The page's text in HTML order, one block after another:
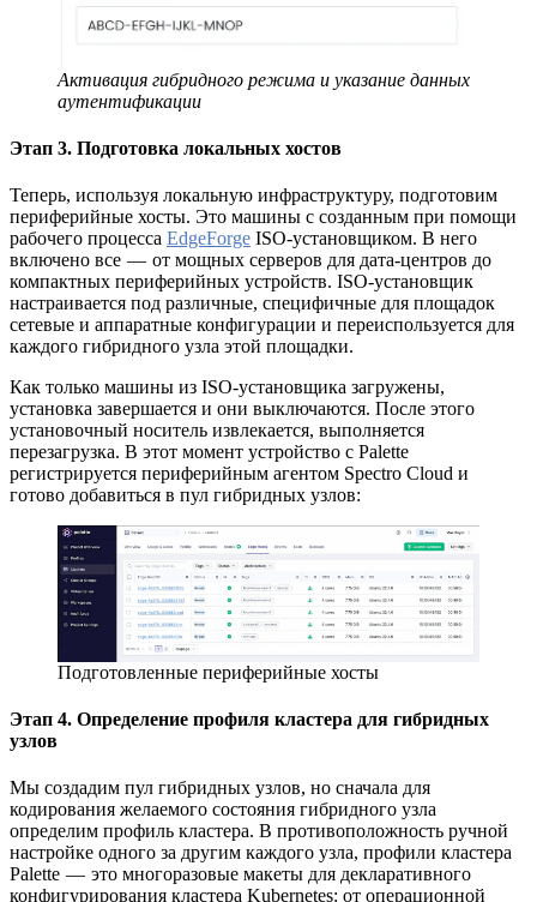
Активация гибридного режима и указание данных
аутентификации
Этап 3. Подготовка локальных хостов
Теперь, используя локальную инфраструктуру, подготовим
периферийные хосты. Это машины с созданным при помощи
рабочего процесса EdgeForge ISO-установщиком. В него
включено все — от мощных серверов для дата-центров до
компактных периферийных устройств. ISO-установщик
настраивается под различные, специфичные для площадок
сетевые и аппаратные конфигурации и переиспользуется для
каждого гибридного узла этой площадки.
Как только машины из ISO-установщика загружены,
установка завершается и они выключаются. После этого
установочный носитель извлекается, выполняется
перезагрузка. В этот момент устройство с Palette
регистрируется периферийным агентом Spectro Cloud и
готово добавиться в пул гибридных узлов:
Подготовленные периферийные хосты
Этап 4. Определение профиля кластера для гибридных
узлов
Мы создадим пул гибридных узлов, но сначала для
кодирования желаемого состояния гибридного узла
определим профиль кластера. В противоположность ручной
настройке одного за другим каждого узла, профили кластера
Palette — это многоразовые макеты для декларативного
конфигурирования кластера Kubernetes: от операционной